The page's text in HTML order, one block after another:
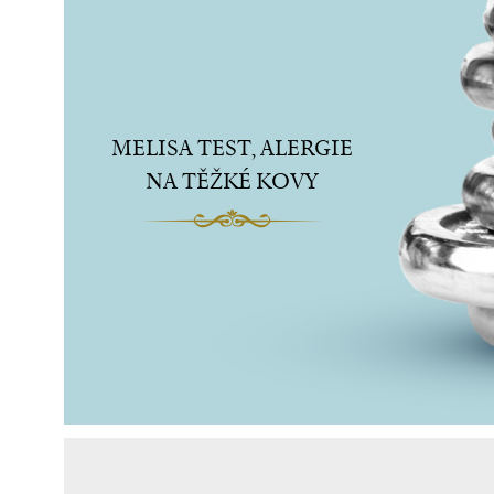
MELISA TEST, ALERGIE
NA TĚŽKÉ KOVY